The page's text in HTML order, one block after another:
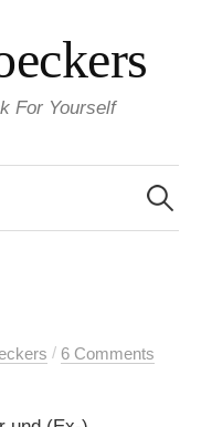
For Yourself
for:
/ 6 Comments